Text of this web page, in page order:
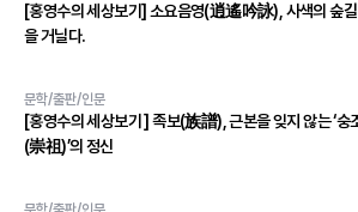
[홍영수의 세상보기] 소요음영(逍遙吟詠), 사색의 숲길
을 거닐다.
문학/출판/인문
[홍영수의 세상보기 ] 족보(族譜), 근본을 잊지 않는 ‘숭조
(崇祖)’의 정신